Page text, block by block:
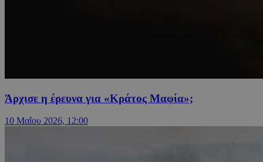
Άρχισε η έρευνα για «Κράτος Μαφία»;
10 Μαΐου 2026, 12:00